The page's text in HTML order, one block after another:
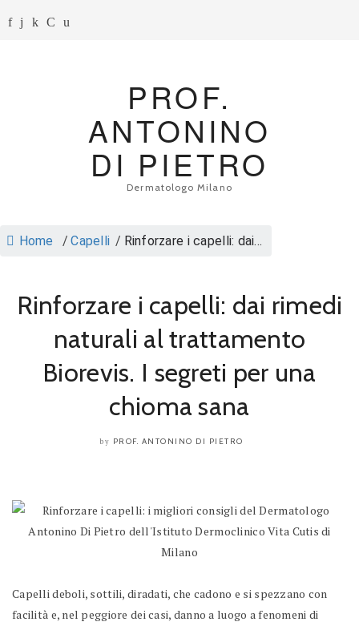
PROF.
ANTONINO
DI PIETRO
Dermatologo Milano
Home / Capelli / Rinforzare i capelli: dai...
Rinforzare i capelli: dai rimedi
naturali al trattamento
Biorevis. I segreti per una
chioma sana
by PROF. ANTONINO DI PIETRO
Capelli deboli, sottili, diradati, che cadono e si spezzano con
facilità e, nel peggiore dei casi, danno a luogo a fenomeni di